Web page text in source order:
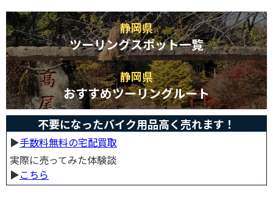
静岡県
ツーリングスポット一覧
静岡県
おすすめツーリングルート
不要になったバイク用品高く売れます！
▶︎手数料無料の宅配買取
実際に売ってみた体験談
▶︎こちら